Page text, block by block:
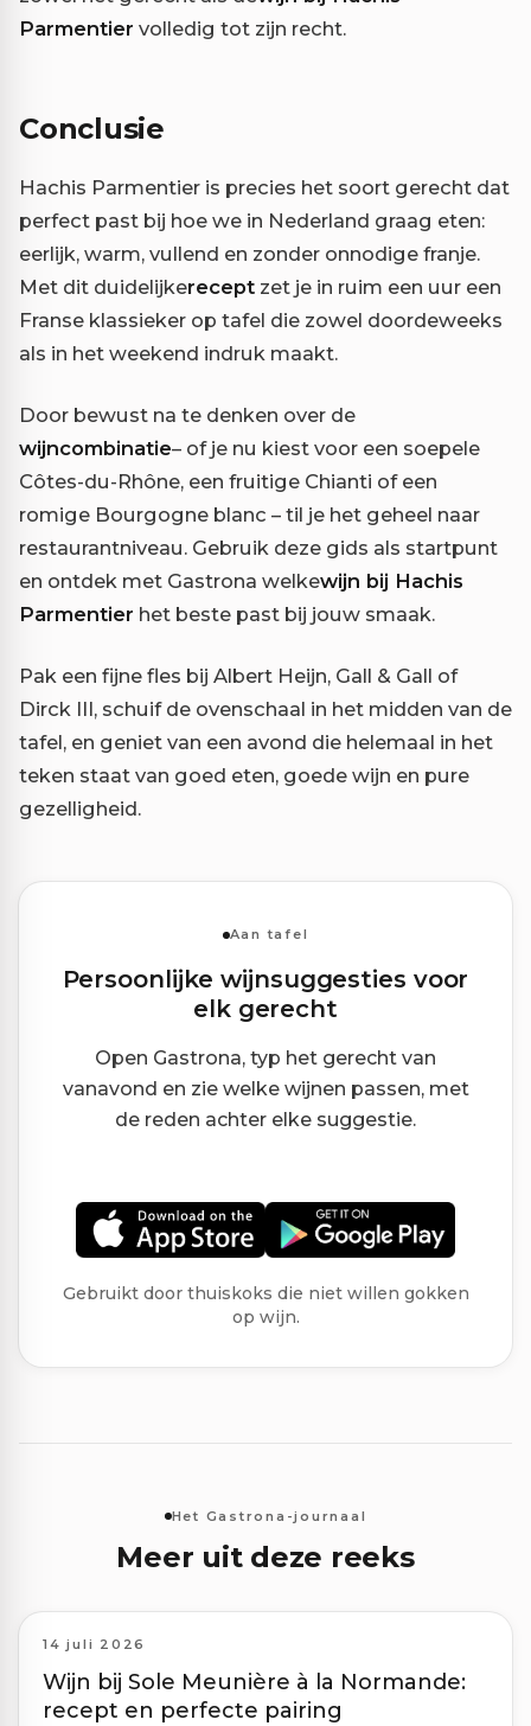
Parmentier volledig tot zijn recht.
Conclusie
Hachis Parmentier is precies het soort gerecht dat
perfect past bij hoe we in Nederland graag eten:
eerlijk, warm, vullend en zonder onnodige franje.
Met dit duidelijkerecept zet je in ruim een uur een
Franse klassieker op tafel die zowel doordeweeks
als in het weekend indruk maakt.
Door bewust na te denken over de
wijncombinatie– of je nu kiest voor een soepele
Côtes-du-Rhône, een fruitige Chianti of een
romige Bourgogne blanc – til je het geheel naar
restaurantniveau. Gebruik deze gids als startpunt
en ontdek met Gastrona welkewijn bij Hachis
Parmentier het beste past bij jouw smaak.
Pak een fijne fles bij Albert Heijn, Gall & Gall of
Dirck III, schuif de ovenschaal in het midden van de
tafel, en geniet van een avond die helemaal in het
teken staat van goed eten, goede wijn en pure
gezelligheid.
Aan tafel
Persoonlijke wijnsuggesties voor
elk gerecht
Open Gastrona, typ het gerecht van
vanavond en zie welke wijnen passen, met
de reden achter elke suggestie.
Gebruikt door thuiskoks die niet willen gokken
op wijn.
Het Gastrona-journaal
Meer uit deze reeks
14 juli 2026
Wijn bij Sole Meunière à la Normande:
recept en perfecte pairing